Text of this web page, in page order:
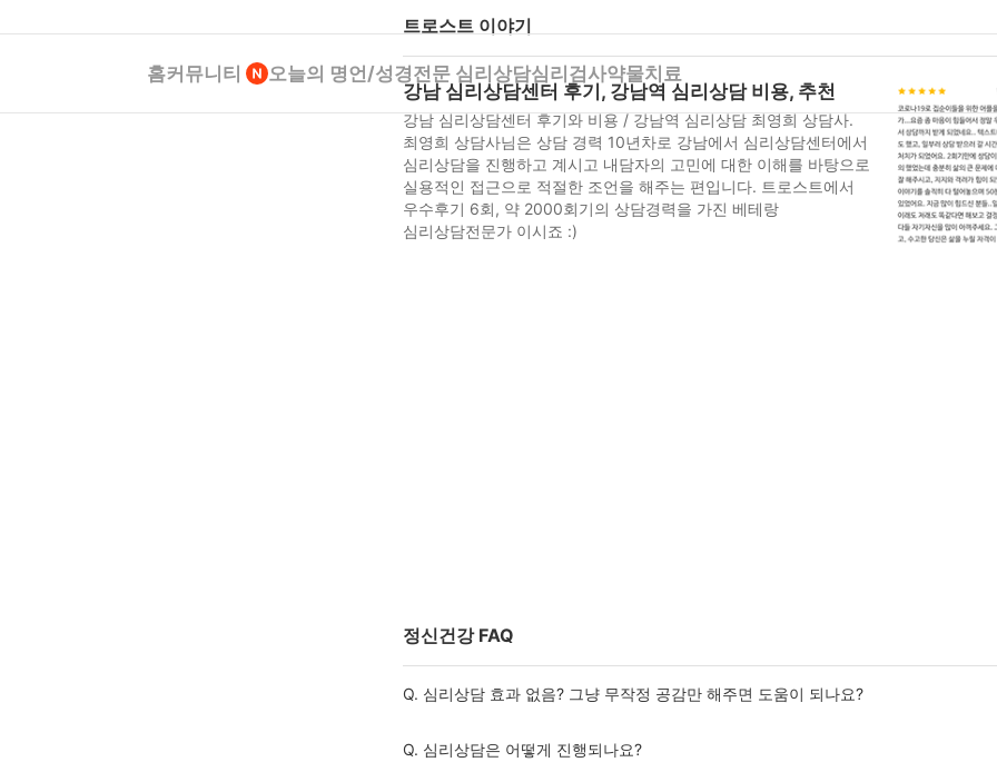
홈커뮤니티 오늘의 명언/성경전문 심리상담심리검사약물치료
트로스트 이야기
강남 심리상담센터 후기, 강남역 심리상담 비용, 추천
강남 심리상담센터 후기와 비용 / 강남역 심리상담 최영희 상담사.
최영희 상담사님은 상담 경력 10년차로 강남에서 심리상담센터에서
심리상담을 진행하고 계시고 내담자의 고민에 대한 이해를 바탕으로
실용적인 접근으로 적절한 조언을 해주는 편입니다. 트로스트에서
우수후기 6회, 약 2000회기의 상담경력을 가진 베테랑
심리상담전문가 이시죠 :)
정신건강 FAQ
Q. 심리상담 효과 없음? 그냥 무작정 공감만 해주면 도움이 되나요?
Q. 심리상담은 어떻게 진행되나요?